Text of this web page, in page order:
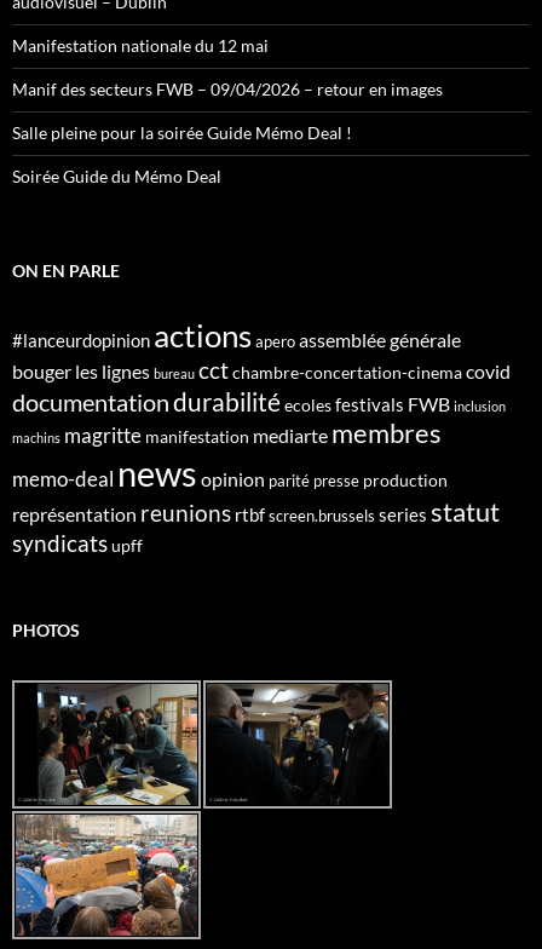
Manifestation nationale du 12 mai
Manif des secteurs FWB – 09/04/2026 – retour en images
Salle pleine pour la soirée Guide Mémo Deal !
Soirée Guide du Mémo Deal
ON EN PARLE
#lanceurdopinion actions apero assemblée générale
bouger les lignes bureau cctchambre-concertation-cinemacovid
documentationdurabilitéecolesfestivals FWB inclusion
machins magritte manifestation mediarte membres
memo-deal news opinion parité presse production
représentation reunions rtbf screen.brussels series statut
syndicatsupff
PHOTOS